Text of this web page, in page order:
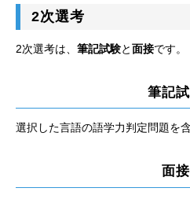
2次選考
2次選考は、 筆記試験と面接です。
筆記
選択した言語の語学力判定問題を
面接